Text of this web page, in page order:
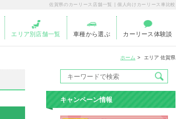
佐賀県のカーリース店舗一覧 | 個人向けカーリース車比較
エリア別店舗一覧 車種から選ぶ カーリース体験談
ホーム エリア 佐賀県
キャンペーン情報